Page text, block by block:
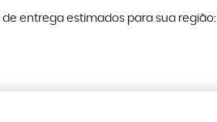
de entrega estimados para sua região: